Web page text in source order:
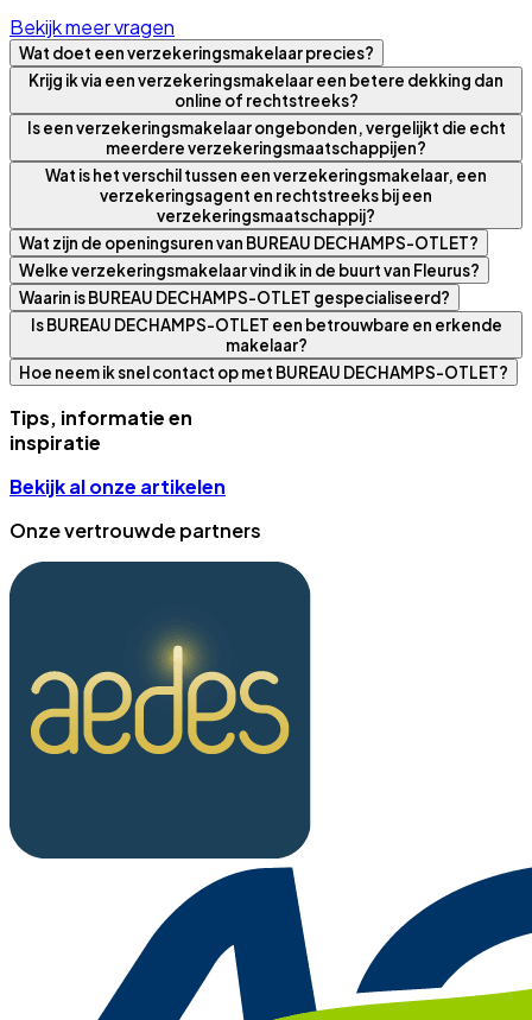
Bekijk meer vragen
Wat doet een verzekeringsmakelaar precies?
Krijg ik via een verzekeringsmakelaar een betere dekking dan
online of rechtstreeks?
Is een verzekeringsmakelaar ongebonden, vergelijkt die echt
meerdere verzekeringsmaatschappijen?
Wat is het verschil tussen een verzekeringsmakelaar, een
verzekeringsagent en rechtstreeks bij een
verzekeringsmaatschappij?
Wat zijn de openingsuren van BUREAU DECHAMPS-OTLET?
Welke verzekeringsmakelaar vind ik in de buurt van Fleurus?
Waarin is BUREAU DECHAMPS-OTLET gespecialiseerd?
Is BUREAU DECHAMPS-OTLET een betrouwbare en erkende
makelaar?
Hoe neem ik snel contact op met BUREAU DECHAMPS-OTLET?
Tips, informatie en
inspiratie
Bekijk al onze artikelen
Onze vertrouwde partners